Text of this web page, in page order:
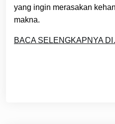
yang ingin merasakan
makna.
BACA SELENGKAPNYA